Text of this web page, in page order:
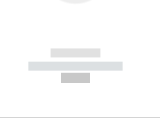
------------
----------- -----------